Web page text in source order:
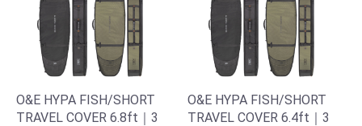
O&E HYPA FISH/SHORT
TRAVEL COVER 6.8ft｜3
O&E HYPA FISH/SHORT
TRAVEL COVER 6.4ft｜3